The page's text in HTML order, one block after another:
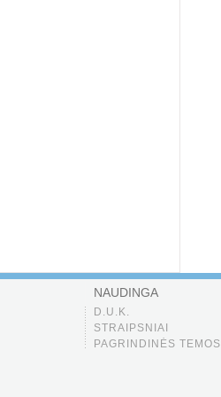
NAUDINGA
D.U.K.
STRAIPSNIAI
PAGRINDINĖS TEMOS